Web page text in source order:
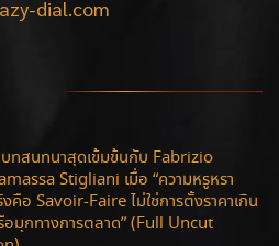
dial.com
ทสนทนาสุดเข้มข้นกับ Fabrizio
Stigliani เมื่อ “ความหรูหรา
คือ Savoir-Faire ไม่ใช่การตั้งราคาเกิน
อมุกทางการตลาด” (Full Uncut